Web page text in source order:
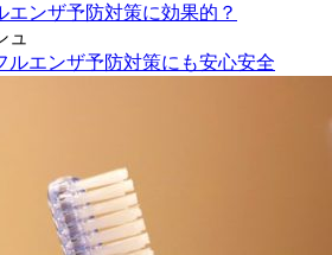
エンザ予防対策に効果的？
ルエンザ予防対策にも安心安全